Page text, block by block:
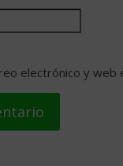
electrónico y